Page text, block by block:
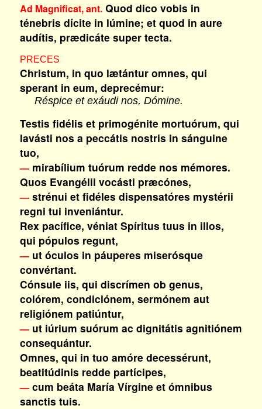
Ad Magnificat, ant. Quod dico vobis in
ténebris dícite in lúmine; et quod in aure
audítis, prædicáte super tecta.
PRECES
Christum, in quo lætántur omnes, qui
sperant in eum, deprecémur:
Réspice et exáudi nos, Dómine.
Testis fidélis et primogénite mortuórum, qui
lavásti nos a peccátis nostris in sánguine
tuo,
—mirabílium tuórum redde nos mémores.
Quos Evangélii vocásti præcónes,
—strénui et fidéles dispensatóres mystérii
regni tui inveniántur.
Rex pacífice, véniat Spíritus tuus in illos,
qui pópulos regunt,
—ut óculos in páuperes miserósque
convértant.
Cónsule iis, qui discrímen ob genus,
colórem, condiciónem, sermónem aut
religiónem patiúntur,
—ut iúrium suórum ac dignitátis agnitiónem
consequántur.
Omnes, qui in tuo amóre decessérunt,
beatitúdinis redde partícipes,
—cum beáta María Vírgine et ómnibus
sanctis tuis.